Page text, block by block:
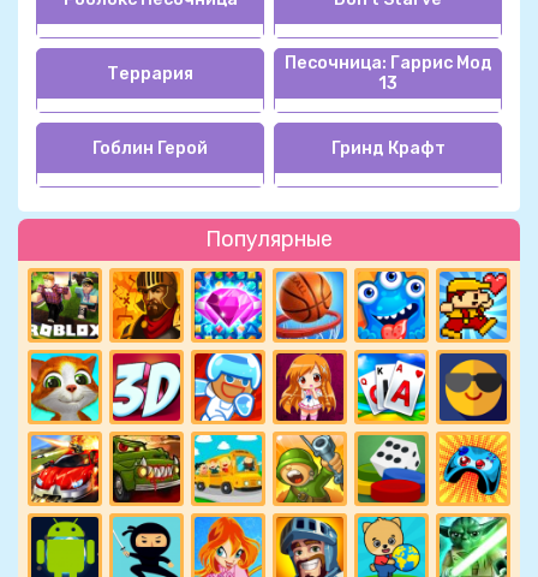
Популярные
Террария
Песочница: Гаррис Мод
13
Гоблин Герой Гринд Крафт